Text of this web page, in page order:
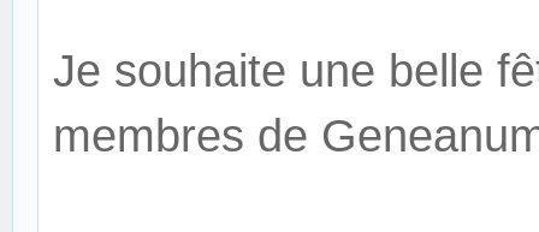
Je souhaite une belle
membres de